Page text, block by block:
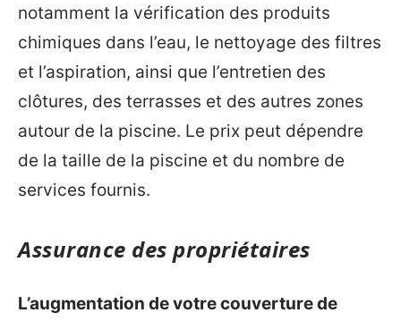
notamment la vérification des produits
chimiques dans l’eau, le nettoyage des filtres
et l’aspiration, ainsi que l’entretien des
clôtures, des terrasses et des autres zones
autour de la piscine. Le prix peut dépendre
de la taille de la piscine et du nombre de
services fournis.
Assurance des propriétaires
L’augmentation de votre couverture de